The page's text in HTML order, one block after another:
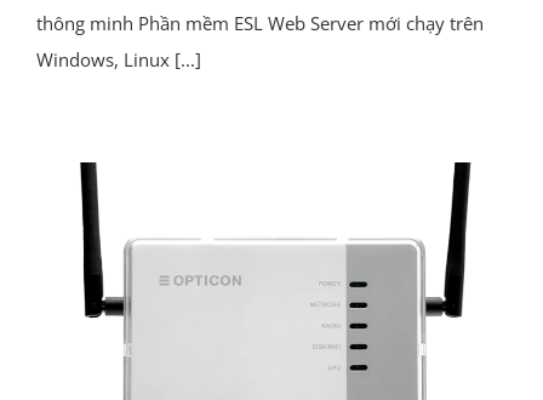
thông minh Phần mềm ESL Web Server mới chạy trên
Windows, Linux[...]